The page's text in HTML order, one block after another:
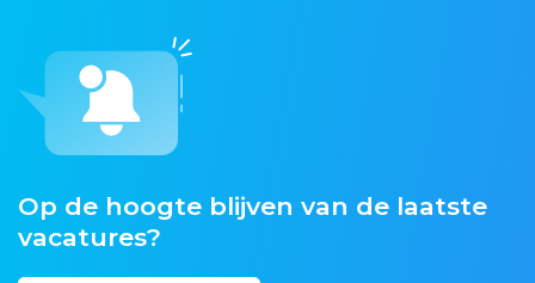
Op de hoogte blijven van de laatste
vacatures?